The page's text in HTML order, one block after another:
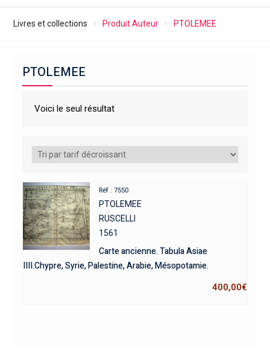
Livres et collections Produit Auteur PTOLEMEE
PTOLEMEE
Voici le seul résultat
Réf : 7550
PTOLEMEE
RUSCELLI
1561
Carte ancienne. Tabula Asiae
IIII.Chypre, Syrie, Palestine, Arabie, Mésopotamie.
400,00€